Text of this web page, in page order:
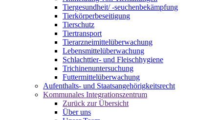
Tiergesundheit/ -seuchenbekämpfung
Tierkörperbeseitigung
Tierschutz
Tiertransport
Tierarzneimittelüberwachung
Lebensmittelüberwachung
Schlachttier- und Fleischhygiene
Trichinenuntersuchung
Futtermittelüberwachung
Aufenthalts- und Staatsangehörigkeitsrecht
Kommunales Integrationszentrum
Zurück zur Übersicht
Über uns